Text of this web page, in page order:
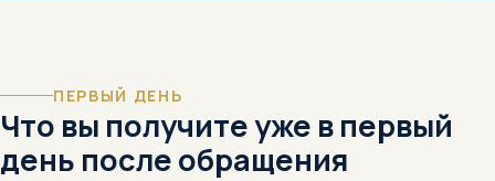
ПЕРВЫЙ ДЕНЬ
Что вы получите уже в первый
день после обращения